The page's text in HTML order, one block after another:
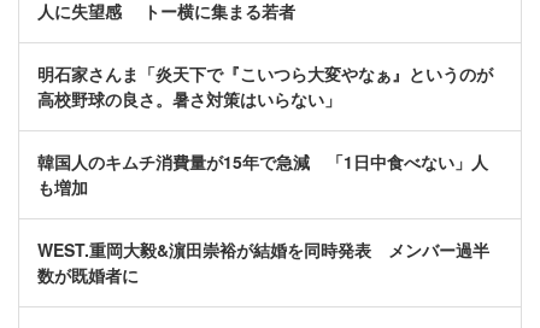
人に失望感 トー横に集まる若者
明石家さんま「炎天下で『こいつら大変やなぁ』というのが
高校野球の良さ。暑さ対策はいらない」
韓国人のキムチ消費量が15年で急減 「1日中食べない」人
も増加
WEST.重岡大毅&濵田崇裕が結婚を同時発表 メンバー過半
数が既婚者に